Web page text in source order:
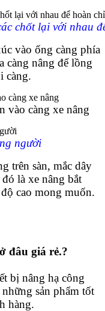
chốt lại với nhau
vào ống càng phía
càng nâng để lồng
càng.
vào càng xe nâng
người
trên sàn, mắc dây
là xe nâng bắt
cao mong muốn.
đâu giá rẻ.?
bị nâng hạ công
sản phẩm tốt
hàng.